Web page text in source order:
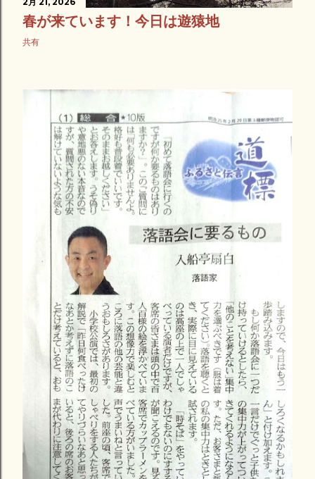
春が来ています！今日は遊猿地
共有